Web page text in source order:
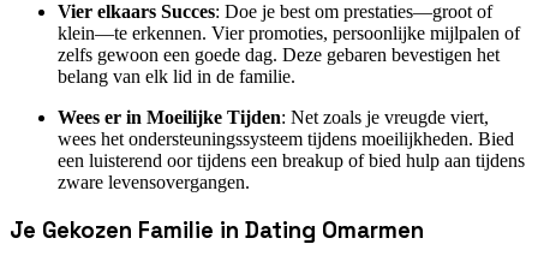
Vier elkaars Succes: Doe je best om prestaties—groot of
klein—te erkennen. Vier promoties, persoonlijke mijlpalen of
zelfs gewoon een goede dag. Deze gebaren bevestigen het
belang van elk lid in de familie.
Wees er in Moeilijke Tijden: Net zoals je vreugde viert,
wees het ondersteuningssysteem tijdens moeilijkheden. Bied
een luisterend oor tijdens een breakup of bied hulp aan tijdens
zware levensovergangen.
Je Gekozen Familie in Dating Omarmen